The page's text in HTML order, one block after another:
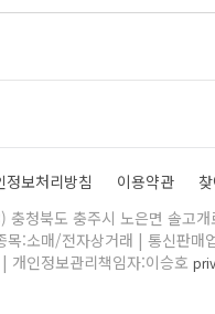
정보처리방침 이용약관
청북도 충주시 노은면 솔고
:소매/전자상거래 | 통신판매
인정보관리책임자:이승호